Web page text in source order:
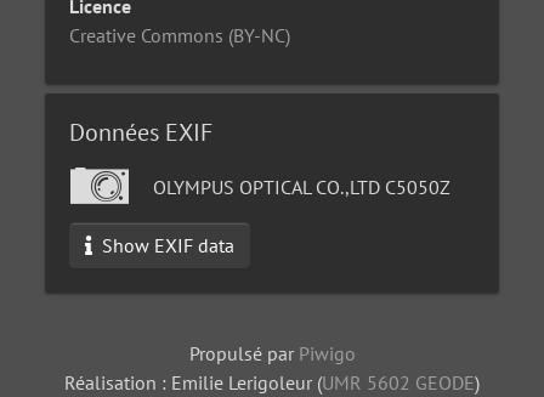
Licence
Creative Commons (BY-NC)
Données EXIF
OLYMPUS OPTICAL CO.,LTD C5050Z
Show EXIF data
Propulsé par Piwigo
Réalisation : Emilie Lerigoleur (UMR 5602 GEODE)